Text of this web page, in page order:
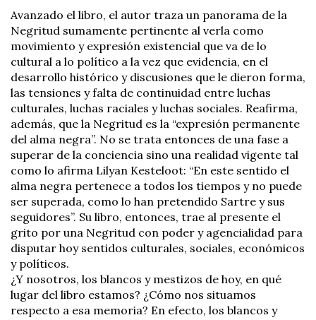
Avanzado el libro, el autor traza un panorama de la
Negritud sumamente pertinente al verla como
movimiento y expresión existencial que va de lo
cultural a lo político a la vez que evidencia, en el
desarrollo histórico y discusiones que le dieron forma,
las tensiones y falta de continuidad entre luchas
culturales, luchas raciales y luchas sociales. Reafirma,
además, que la Negritud es la “expresión permanente
del alma negra”. No se trata entonces de una fase a
superar de la conciencia sino una realidad vigente tal
como lo afirma Lilyan Kesteloot: “En este sentido el
alma negra pertenece a todos los tiempos y no puede
ser superada, como lo han pretendido Sartre y sus
seguidores”. Su libro, entonces, trae al presente el
grito por una Negritud con poder y agencialidad para
disputar hoy sentidos culturales, sociales, económicos
y políticos.
¿Y nosotros, los blancos y mestizos de hoy, en qué
lugar del libro estamos? ¿Cómo nos situamos
respecto a esa memoria? En efecto, los blancos y